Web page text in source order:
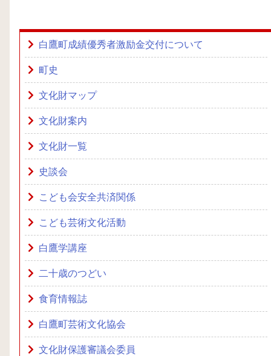
白鷹町成績優秀者激励金交付について
町史
文化財マップ
文化財案内
文化財一覧
史談会
こども会安全共済関係
こども芸術文化活動
白鷹学講座
二十歳のつどい
食育情報誌
白鷹町芸術文化協会
文化財保護審議会委員